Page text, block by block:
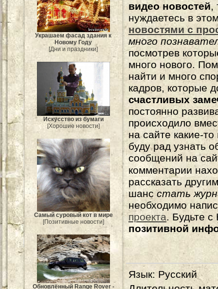
Украшаем фасад здания к
Новому Году
[Дни и праздники]
Искусство из бумаги
[Хорошие новости]
Самый суровый кот в мире
[Позитивные новости]
Обновлённый Range Rover -
видео новостей,
нуждаетесь в
новостями с
много
посмотрев
много нового.
найти и много
кадров, которые
счастливых
постоянно
происходило
на сайте какие-
буду рад узнать
сообщений на
комментарии
рассказать
шанс стать
необходимо
проекта. Будьте
позитивной
Язык: Русский